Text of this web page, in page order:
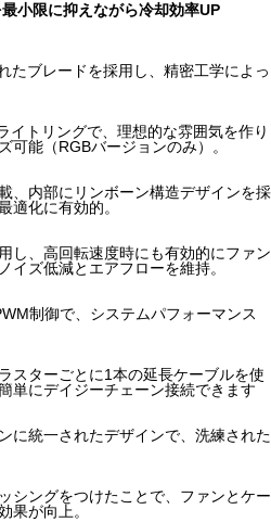
小限に抑えながら冷却効率UP
たブレードを採用し、精密工学によっ
イトリングで、理想的な雰囲気を作り
可能（RGBバージョンのみ）。
、内部にリンボーン構造デザインを採
適化に有効的。
し、高回転速度時にも有効的にファン
イズ低減とエアフローを維持。
制御で、システムパフォーマンス
スターごとに1本の延長ケーブルを使
単にデイジーチェーン接続できます
に統一されたデザインで、洗練された
シングをつけたことで、ファンとケー
果が向上。